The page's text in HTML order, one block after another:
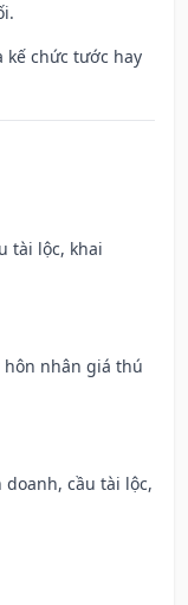
kế chức tước hay
tài lộc, khai
hôn nhân giá thú
doanh, cầu tài lộc,